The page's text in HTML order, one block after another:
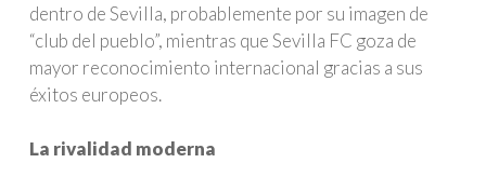
dentro de Sevilla, probablemente por su imagen de
“club del pueblo”, mientras que Sevilla FC goza de
mayor reconocimiento internacional gracias a sus
éxitos europeos.
La rivalidad moderna